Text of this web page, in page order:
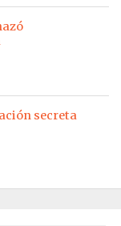
secreta